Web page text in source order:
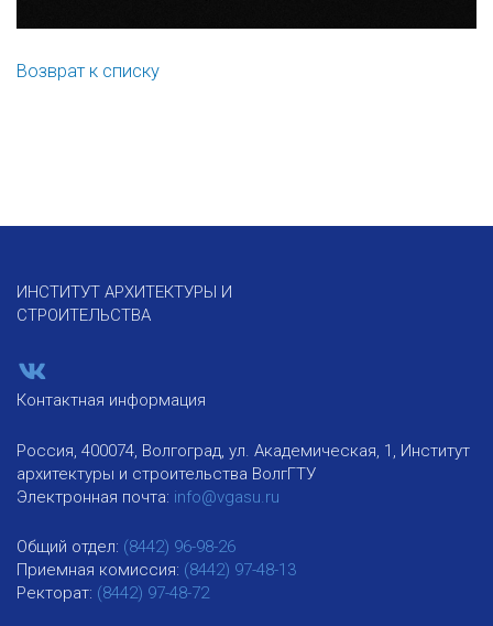
Возврат к списку
ИНСТИТУТ АРХИТЕКТУРЫ И
СТРОИТЕЛЬСТВА
Контактная информация
Россия, 400074, Волгоград, ул. Академическая, 1, Институт
архитектуры и строительства ВолгГТУ
Электронная почта: info@vgasu.ru
Общий отдел: (8442) 96-98-26
Приемная комиссия: (8442) 97-48-13
Ректорат: (8442) 97-48-72